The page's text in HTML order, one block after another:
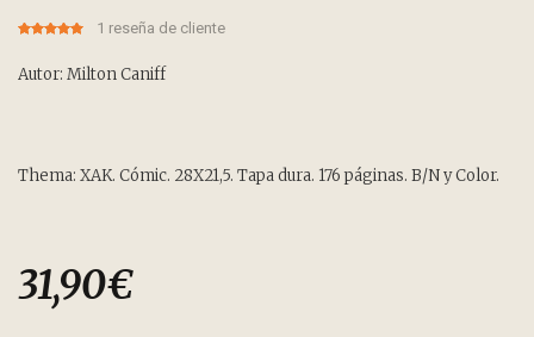
customer
rating
1 reseña de cliente
Autor: Milton Caniff
Thema: XAK. Cómic. 28X21,5. Tapa dura. 176 páginas. B/N y Color.
31,90€